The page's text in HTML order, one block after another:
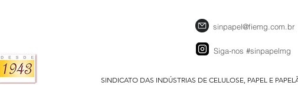
sinpapel@fiemg.com.br
Siga-nos #sinpapelmg
SINDICATO DAS INDÚSTRIAS DE CELULOSE, PAPEL E